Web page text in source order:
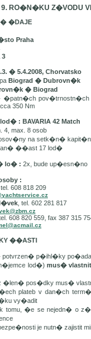
9. RO�N�KU Z�VODU
�DAJE
Praha
3
� 5.4.2008, Chorvatsko
Biograd � Dubrovn�k
� Biograd
pov�trnostn�ch
350 Nm
: BAVARIA 42 Match
4, max. 8 osob
na setk�n�
��ast 17 lod�
lo� : 2x, bude up�esn�no
:
, tel. 608 818 209
, tel. 602 281 817
tel. 608 820 559, fax 387 315
��ASTI
p�ihl�ky
lod�) mus�
�len� pos�dky mus�
plateb v dan�ch
vy�adit
k tomu, �e se nejedn� o
je nutn� zajistit